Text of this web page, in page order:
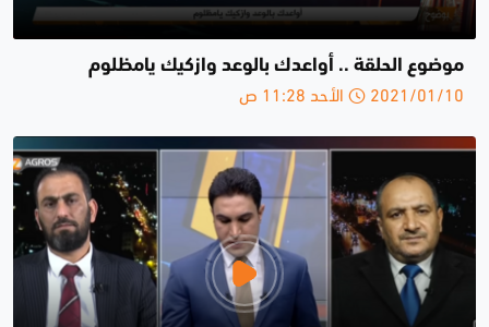
موضوع الحلقة .. أواعدك بالوعد وازكيك يامظلوم
2021/01/10 الأحد 11:28 ص